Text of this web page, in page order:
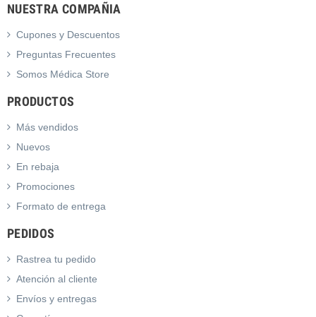
NUESTRA COMPAÑIA
Cupones y Descuentos
Preguntas Frecuentes
Somos Médica Store
PRODUCTOS
Más vendidos
Nuevos
En rebaja
Promociones
Formato de entrega
PEDIDOS
Rastrea tu pedido
Atención al cliente
Envíos y entregas